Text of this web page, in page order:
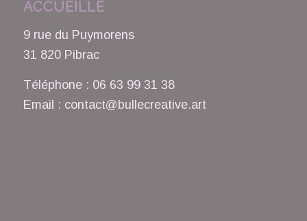
ACCUEILLE
9 rue du Puymorens
31 820 Pibrac
Téléphone : 06 63 99 31 38
Email : contact@bullecreative.art